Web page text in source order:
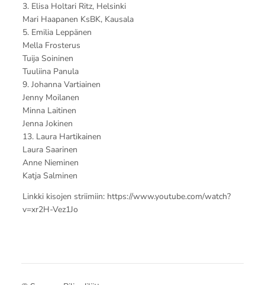
3. Elisa Holtari Ritz, Helsinki
Mari Haapanen KsBK, Kausala
5. Emilia Leppänen
Mella Frosterus
Tuija Soininen
Tuuliina Panula
9. Johanna Vartiainen
Jenny Moilanen
Minna Laitinen
Jenna Jokinen
13. Laura Hartikainen
Laura Saarinen
Anne Nieminen
Katja Salminen
Linkki kisojen striimiin: https://www.youtube.com/watch?
v=xr2H-Vez1Jo